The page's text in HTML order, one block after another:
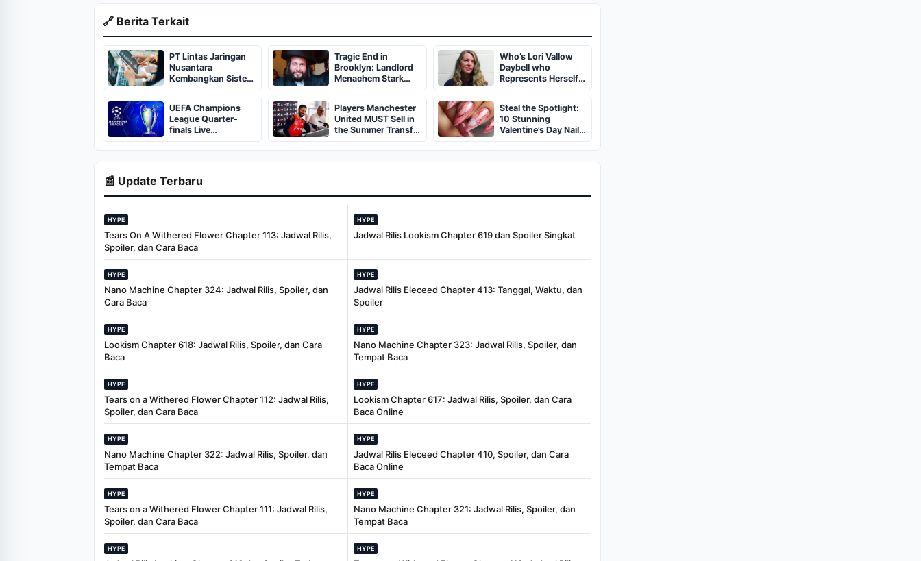
🔗 Berita Terkait
PT Lintas Jaringan
Nusantara
Kembangkan Sistem
Billing Mandiri
Tragic End in
Brooklyn: Landlord
Menachem Stark
Abducted,
Suffocated, and Left
Burned in a
Dumpster
Who’s Lori Vallow
Daybell who
Represents Herself
in Fourth Husband's
Murder Trial
UEFA Champions
League Quarter-
finals Live
Streaming: Leg 1
Fixtures, Timings,
When And Where To
Players Manchester
United MUST Sell in
the Summer Transfer
Window
Steal the Spotlight:
10 Stunning
Valentine’s Day Nail
Ideas You’ll Love!
📰 Update Terbaru
HYPE
Tears On A Withered Flower Chapter 113: Jadwal Rilis,
Spoiler, dan Cara Baca
HYPE
Jadwal Rilis Lookism Chapter 619 dan Spoiler Singkat
HYPE
Nano Machine Chapter 324: Jadwal Rilis, Spoiler, dan
Cara Baca
HYPE
Jadwal Rilis Eleceed Chapter 413: Tanggal, Waktu, dan
Spoiler
HYPE
Lookism Chapter 618: Jadwal Rilis, Spoiler, dan Cara
Baca
HYPE
Nano Machine Chapter 323: Jadwal Rilis, Spoiler, dan
Tempat Baca
HYPE
Tears on a Withered Flower Chapter 112: Jadwal Rilis,
Spoiler, dan Cara Baca
HYPE
Lookism Chapter 617: Jadwal Rilis, Spoiler, dan Cara
Baca Online
HYPE
Nano Machine Chapter 322: Jadwal Rilis, Spoiler, dan
Tempat Baca
HYPE
Jadwal Rilis Eleceed Chapter 410, Spoiler, dan Cara
Baca Online
HYPE
Tears on a Withered Flower Chapter 111: Jadwal Rilis,
Spoiler, dan Cara Baca
HYPE
Nano Machine Chapter 321: Jadwal Rilis, Spoiler, dan
Tempat Baca
HYPE HYPE